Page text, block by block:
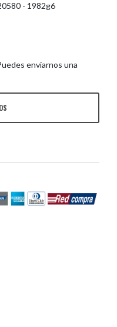
- 1982g6
enviarnos una